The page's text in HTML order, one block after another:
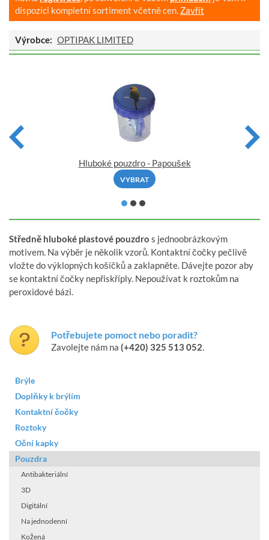
dispozici kompletní sortiment včetně cen. Zavřít
Výrobce: OPTIPAK LIMITED
Hluboké pouzdro - Papoušek
VYBRAT
Středně hluboké plastové pouzdro s jednoobrázkovým
motivem. Na výběr je několik vzorů. Kontaktní čočky pečlivě
vložte do výklopných košíčků a zaklapněte. Dávejte pozor aby
se kontaktní čočky nepřiskříply. Nepoužívat k roztokům na
peroxidové bázi.
Potřebujete pomoct nebo poradit?
Zavolejte nám na (+420) 325 513 052.
Brýle
Doplňky k brýlím
Kontaktní čočky
Roztoky
Oční kapky
Pouzdra
Antibakteriální
3D
Digitální
Na jednodenní
Kožená